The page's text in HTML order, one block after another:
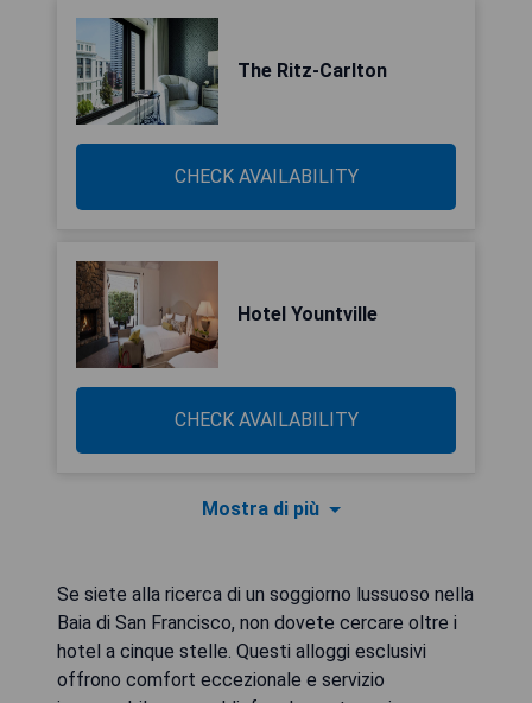
The Ritz-Carlton
CHECK AVAILABILITY
Hotel Yountville
CHECK AVAILABILITY
Mostra di più
Se siete alla ricerca di un soggiorno lussuoso nella
Baia di San Francisco, non dovete cercare oltre i
hotel a cinque stelle. Questi alloggi esclusivi
offrono comfort eccezionale e servizio